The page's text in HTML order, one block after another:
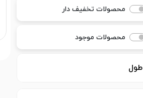
محصولات تخفیف دار
محصولات موجود
طول